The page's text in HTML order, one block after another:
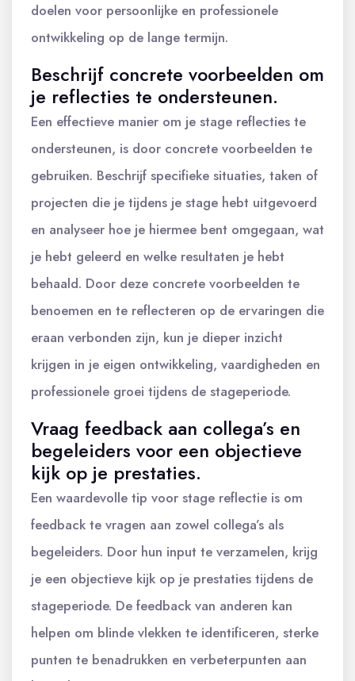
doelen voor persoonlijke en professionele
ontwikkeling op de lange termijn.
Beschrijf concrete voorbeelden om
je reflecties te ondersteunen.
Een effectieve manier om je stage reflecties te
ondersteunen, is door concrete voorbeelden te
gebruiken. Beschrijf specifieke situaties, taken of
projecten die je tijdens je stage hebt uitgevoerd
en analyseer hoe je hiermee bent omgegaan, wat
je hebt geleerd en welke resultaten je hebt
behaald. Door deze concrete voorbeelden te
benoemen en te reflecteren op de ervaringen die
eraan verbonden zijn, kun je dieper inzicht
krijgen in je eigen ontwikkeling, vaardigheden en
professionele groei tijdens de stageperiode.
Vraag feedback aan collega’s en
begeleiders voor een objectieve
kijk op je prestaties.
Een waardevolle tip voor stage reflectie is om
feedback te vragen aan zowel collega’s als
begeleiders. Door hun input te verzamelen, krijg
je een objectieve kijk op je prestaties tijdens de
stageperiode. De feedback van anderen kan
helpen om blinde vlekken te identificeren, sterke
punten te benadrukken en verbeterpunten aan